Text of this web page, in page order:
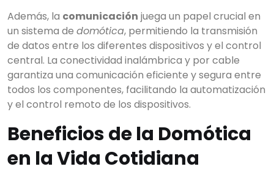
Además, la comunicación juega un papel crucial en
un sistema de domótica, permitiendo la transmisión
de datos entre los diferentes dispositivos y el control
central. La conectividad inalámbrica y por cable
garantiza una comunicación eficiente y segura entre
todos los componentes, facilitando la automatización
y el control remoto de los dispositivos.
Beneficios de la Domótica
en la Vida Cotidiana